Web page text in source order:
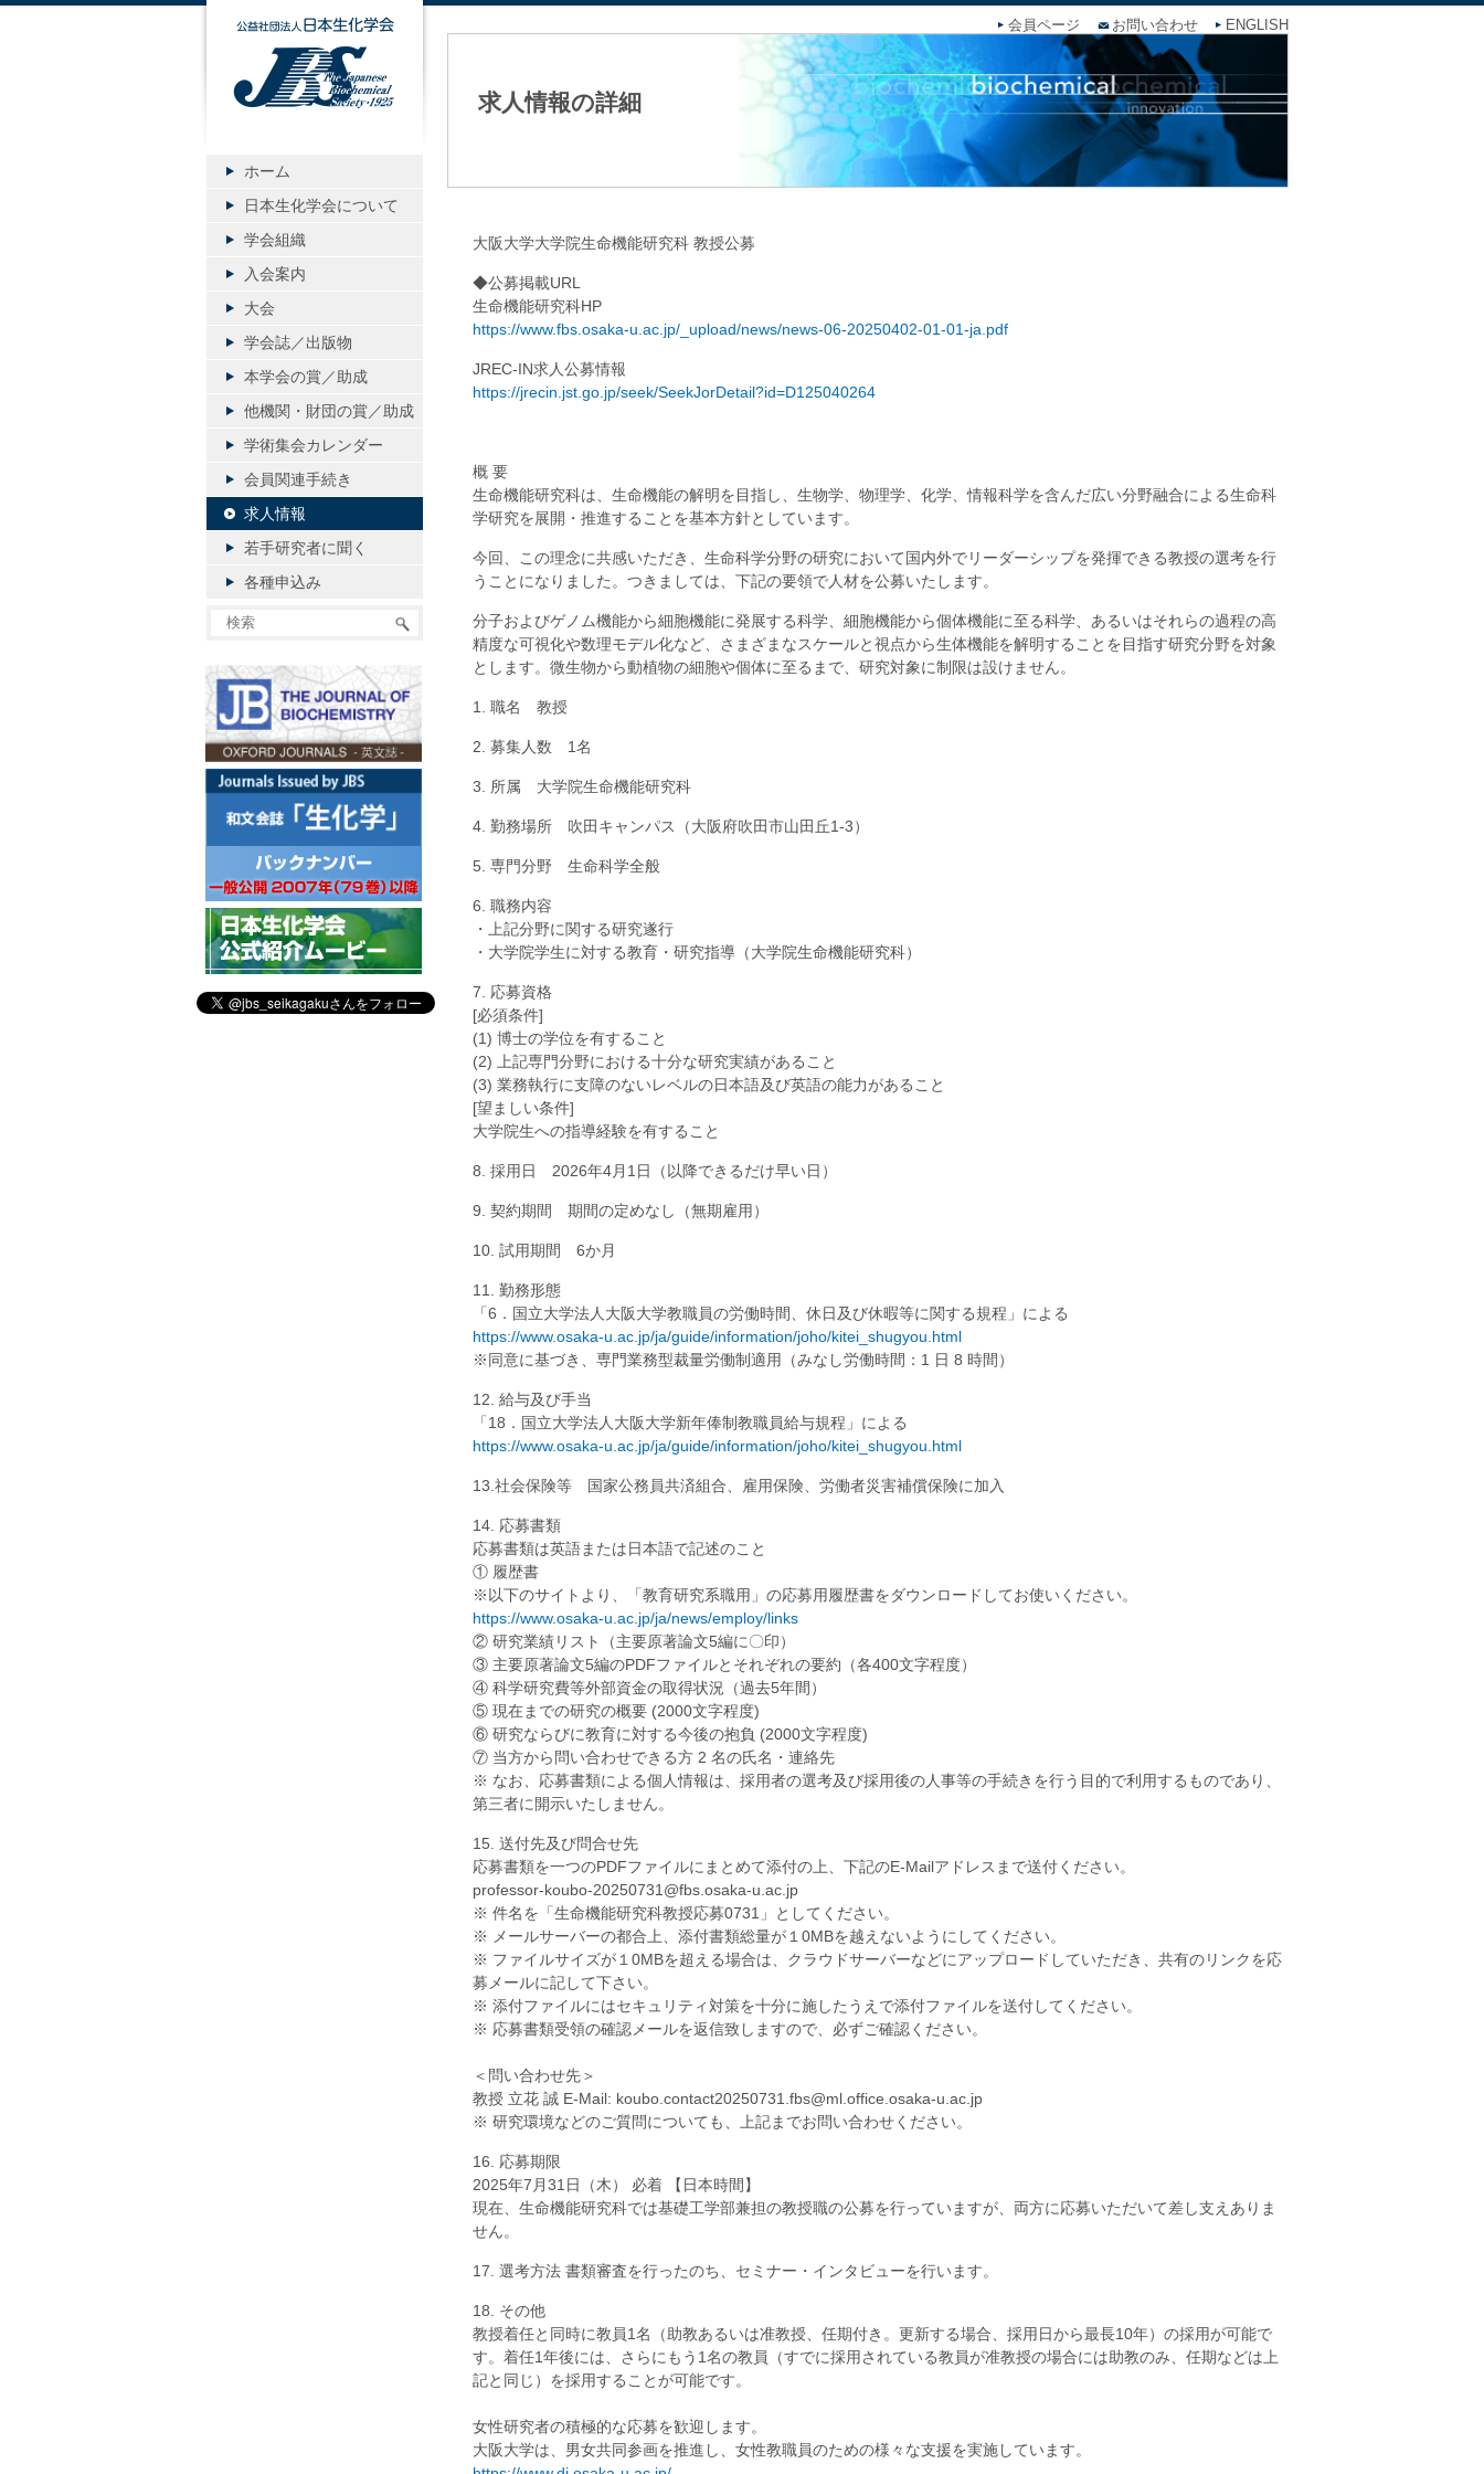
会員ページ お問い合わせ ENGLISH
求人情報の詳細
大阪大学大学院生命機能研究科 教授公募
◆公募掲載URL
生命機能研究科HP
https://www.fbs.osaka-u.ac.jp/_upload/news/news-06-20250402-01-01-ja.pdf
JREC-IN求人公募情報
https://jrecin.jst.go.jp/seek/SeekJorDetail?id=D125040264
概 要
生命機能研究科は、生命機能の解明を目指し、生物学、物理学、化学、情報科学を含んだ広い分野融合による生命科
学研究を展開・推進することを基本方針としています。
今回、この理念に共感いただき、生命科学分野の研究において国内外でリーダーシップを発揮できる教授の選考を行
うことになりました。つきましては、下記の要領で人材を公募いたします。
分子およびゲノム機能から細胞機能に発展する科学、細胞機能から個体機能に至る科学、あるいはそれらの過程の高
精度な可視化や数理モデル化など、さまざまなスケールと視点から生体機能を解明することを目指す研究分野を対象
とします。微生物から動植物の細胞や個体に至るまで、研究対象に制限は設けません。
1. 職名 教授
2. 募集人数 1名
3. 所属 大学院生命機能研究科
4. 勤務場所 吹田キャンパス（大阪府吹田市山田丘1-3）
5. 専門分野 生命科学全般
6. 職務内容
・上記分野に関する研究遂行
・大学院学生に対する教育・研究指導（大学院生命機能研究科）
7. 応募資格
[必須条件]
(1) 博士の学位を有すること
(2) 上記専門分野における十分な研究実績があること
(3) 業務執行に支障のないレベルの日本語及び英語の能力があること
[望ましい条件]
大学院生への指導経験を有すること
8. 採用日 2026年4月1日（以降できるだけ早い日）
9. 契約期間 期間の定めなし（無期雇用）
10. 試用期間 6か月
11. 勤務形態
「6．国立大学法人大阪大学教職員の労働時間、休日及び休暇等に関する規程」による
https://www.osaka-u.ac.jp/ja/guide/information/joho/kitei_shugyou.html
※同意に基づき、専門業務型裁量労働制適用（みなし労働時間：1 日 8 時間）
12. 給与及び手当
「18．国立大学法人大阪大学新年俸制教職員給与規程」による
https://www.osaka-u.ac.jp/ja/guide/information/joho/kitei_shugyou.html
13.社会保険等 国家公務員共済組合、雇用保険、労働者災害補償保険に加入
14. 応募書類
応募書類は英語または日本語で記述のこと
① 履歴書
※以下のサイトより、「教育研究系職用」の応募用履歴書をダウンロードしてお使いください。
https://www.osaka-u.ac.jp/ja/news/employ/links
② 研究業績リスト（主要原著論文5編に〇印）
③ 主要原著論文5編のPDFファイルとそれぞれの要約（各400文字程度）
④ 科学研究費等外部資金の取得状況（過去5年間）
⑤ 現在までの研究の概要 (2000文字程度)
⑥ 研究ならびに教育に対する今後の抱負 (2000文字程度)
⑦ 当方から問い合わせできる方 2 名の氏名・連絡先
※ なお、応募書類による個人情報は、採用者の選考及び採用後の人事等の手続きを行う目的で利用するものであり、
第三者に開示いたしません。
15. 送付先及び問合せ先
応募書類を一つのPDFファイルにまとめて添付の上、下記のE-Mailアドレスまで送付ください。
professor-koubo-20250731@fbs.osaka-u.ac.jp
※ 件名を「生命機能研究科教授応募0731」としてください。
※ メールサーバーの都合上、添付書類総量が１0MBを越えないようにしてください。
※ ファイルサイズが１0MBを超える場合は、クラウドサーバーなどにアップロードしていただき、共有のリンクを応
募メールに記して下さい。
※ 添付ファイルにはセキュリティ対策を十分に施したうえで添付ファイルを送付してください。
※ 応募書類受領の確認メールを返信致しますので、必ずご確認ください。
＜問い合わせ先＞
教授 立花 誠 E-Mail: koubo.contact20250731.fbs@ml.office.osaka-u.ac.jp
※ 研究環境などのご質問についても、上記までお問い合わせください。
16. 応募期限
2025年7月31日（木） 必着 【日本時間】
現在、生命機能研究科では基礎工学部兼担の教授職の公募を行っていますが、両方に応募いただいて差し支えありま
せん。
17. 選考方法 書類審査を行ったのち、セミナー・インタビューを行います。
18. その他
教授着任と同時に教員1名（助教あるいは准教授、任期付き。更新する場合、採用日から最長10年）の採用が可能で
す。着任1年後には、さらにもう1名の教員（すでに採用されている教員が准教授の場合には助教のみ、任期などは上
記と同じ）を採用することが可能です。
女性研究者の積極的な応募を歓迎します。
大阪大学は、男女共同参画を推進し、女性教職員のための様々な支援を実施しています。
公益社団法人日本生化学会
ホーム
日本生化学会について
学会組織
入会案内
大会
学会誌／出版物
本学会の賞／助成
他機関・財団の賞／助成
学術集会カレンダー
会員関連手続き
求人情報
若手研究者に聞く
各種申込み